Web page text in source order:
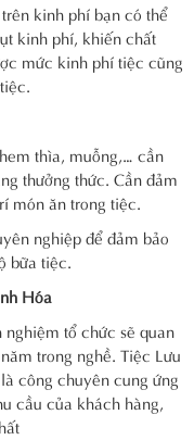
kinh phí bạn có thể
kinh phí, khiến chất
mức kinh phí tiệc cũng
thìa, muỗng,… cần
thưởng thức. Cần đảm
món ăn trong tiệc.
nghiệp để đảm bảo
bữa tiệc.
Hóa
tổ chức sẽ quan
trong nghề. Tiệc Lưu
công chuyên cung ứng
cầu của khách hàng,